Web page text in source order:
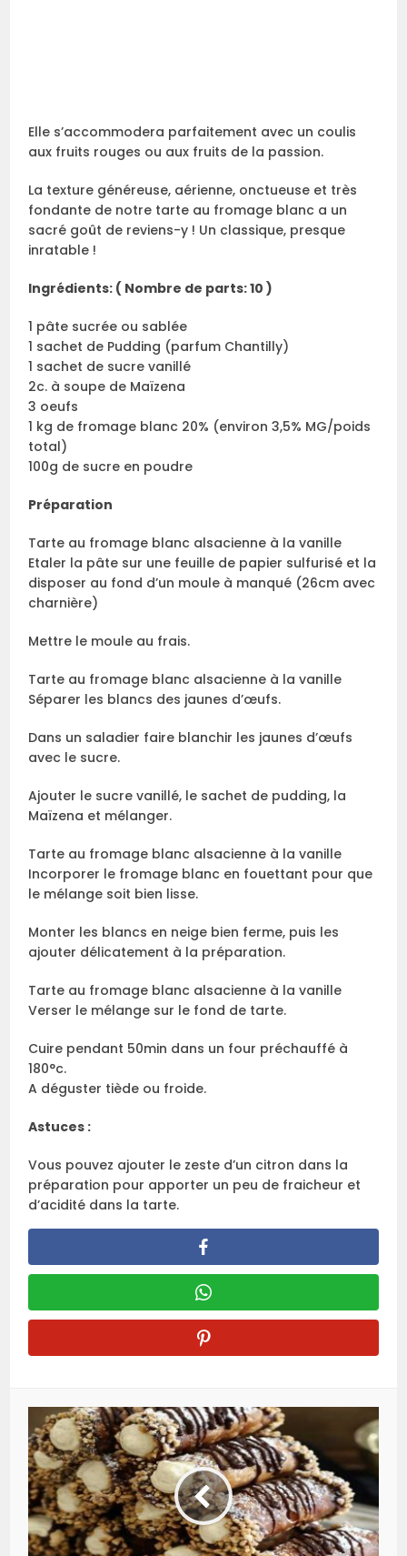
Elle s’accommodera parfaitement avec un coulis
aux fruits rouges ou aux fruits de la passion.
La texture généreuse, aérienne, onctueuse et très
fondante de notre tarte au fromage blanc a un
sacré goût de reviens-y ! Un classique, presque
inratable !
Ingrédients: ( Nombre de parts: 10 )
1 pâte sucrée ou sablée
1 sachet de Pudding (parfum Chantilly)
1 sachet de sucre vanillé
2c. à soupe de Maïzena
3 oeufs
1 kg de fromage blanc 20% (environ 3,5% MG/poids
total)
100g de sucre en poudre
Préparation
Tarte au fromage blanc alsacienne à la vanille
Etaler la pâte sur une feuille de papier sulfurisé et la
disposer au fond d’un moule à manqué (26cm avec
charnière)
Mettre le moule au frais.
Tarte au fromage blanc alsacienne à la vanille
Séparer les blancs des jaunes d’œufs.
Dans un saladier faire blanchir les jaunes d’œufs
avec le sucre.
Ajouter le sucre vanillé, le sachet de pudding, la
Maïzena et mélanger.
Tarte au fromage blanc alsacienne à la vanille
Incorporer le fromage blanc en fouettant pour que
le mélange soit bien lisse.
Monter les blancs en neige bien ferme, puis les
ajouter délicatement à la préparation.
Tarte au fromage blanc alsacienne à la vanille
Verser le mélange sur le fond de tarte.
Cuire pendant 50min dans un four préchauffé à
180°c.
A déguster tiède ou froide.
Astuces :
Vous pouvez ajouter le zeste d’un citron dans la
préparation pour apporter un peu de fraicheur et
d’acidité dans la tarte.